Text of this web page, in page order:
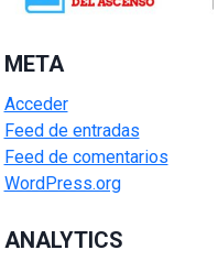
META
Acceder
Feed de entradas
Feed de comentarios
WordPress.org
ANALYTICS